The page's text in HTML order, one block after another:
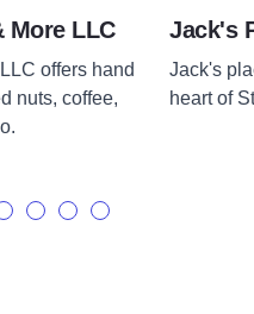
More LLC
offers hand
nuts, coffee,
Jack's
Jack's
heart of